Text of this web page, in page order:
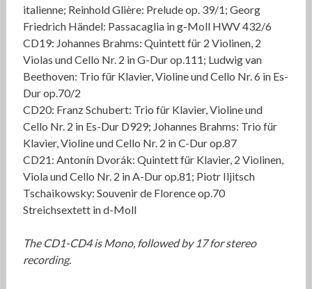
italienne; Reinhold Glière: Prelude op. 39/1; Georg
Friedrich Händel: Passacaglia in g-Moll HWV 432/6
CD19: Johannes Brahms: Quintett für 2 Violinen, 2
Violas und Cello Nr. 2 in G-Dur op.111; Ludwig van
Beethoven: Trio für Klavier, Violine und Cello Nr. 6 in Es-
Dur op.70/2
CD20: Franz Schubert: Trio für Klavier, Violine und
Cello Nr. 2 in Es-Dur D929; Johannes Brahms: Trio für
Klavier, Violine und Cello Nr. 2 in C-Dur op.87
CD21: Antonín Dvorák: Quintett für Klavier, 2 Violinen,
Viola und Cello Nr. 2 in A-Dur op.81; Piotr Iljitsch
Tschaikowsky: Souvenir de Florence op.70
Streichsextett in d-Moll
The CD1-CD4 is Mono, followed by 17 for stereo
recording.